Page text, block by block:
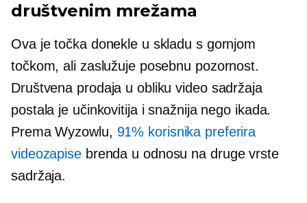
društvenim mrežama
Ova je točka donekle u skladu s gornjom
točkom, ali zaslužuje posebnu pozornost.
Društvena prodaja u obliku video sadržaja
postala je učinkovitija i snažnija nego ikada.
Prema Wyzowlu, 91% korisnika preferira
videozapisebrenda u odnosu na druge vrste
sadržaja.